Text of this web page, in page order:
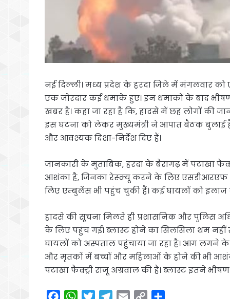
नई दिल्ली। मध्य प्रदेश के हरदा जिले में मंगलवार
एक जोरदार कई धमाके हुए। इन धमाकों के बाद
खबर है। कहा जा रहा है कि, हादसे में छह लोगों की
इस घटना को लेकर मुख्यमंत्री ने आपात बैठक बुलाई
और आवश्यक दिशा-निर्देश दिए हैं।
जानकारी के मुताबिक, हरदा के बैरागढ़ में पटाखा
आशंका है, जिनका रेस्क्यू करने के लिए एसडीआरएफ
लिए एम्बुलेंस भी पहुंच चुकी हैं। कई घायलों को इलाज
हादसे की सूचना मिलते ही प्रशासनिक और पुलिस
के लिए पहुंच गई। ब्लास्ट होने का सिलसिला थम नहीं
घायलों को अस्पताल पहुंचाया जा रहा है। आग
और मृतकों में बच्चों और महिलाओं के होने की भी
पटाखा फैक्ट्री राजू अग्रवाल की है। ब्लास्ट इतने
W